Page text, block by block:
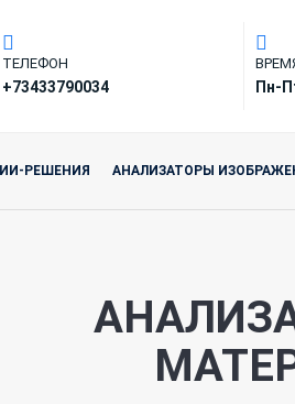
ТЕЛЕФОН
+73433790034 Пн-
ИИ-РЕШЕНИЯ АНАЛИЗАТОРЫ